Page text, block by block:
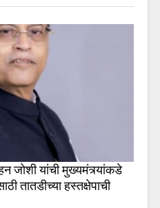
जोशी यांची मुख्यमंत्र्यांकडे
तातडीच्या हस्तक्षेपाची